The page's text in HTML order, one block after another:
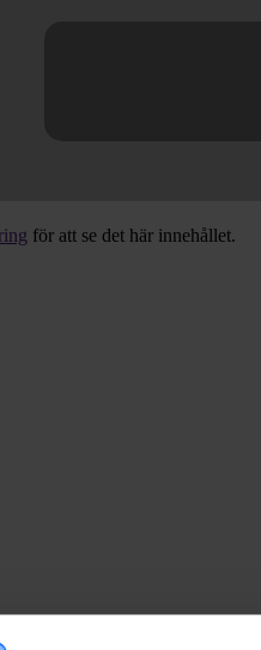
för att se det här innehållet.